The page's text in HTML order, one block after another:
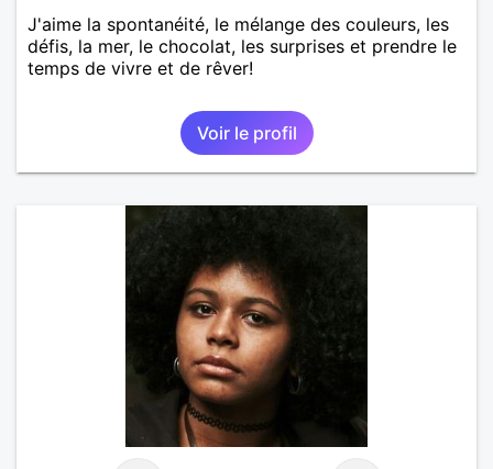
J'aime la spontanéité, le mélange des couleurs, les
défis, la mer, le chocolat, les surprises et prendre le
temps de vivre et de rêver!
Voir le profil